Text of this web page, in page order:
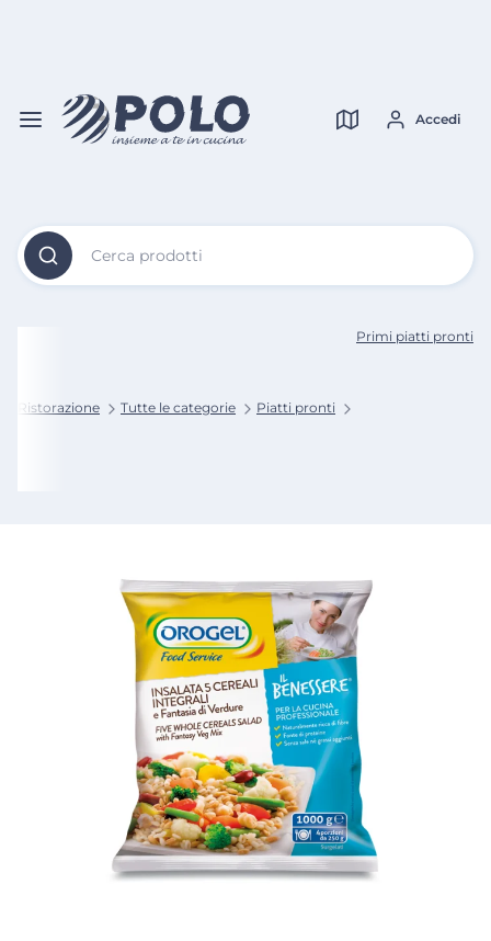
Cerca prodotti
Accedi
Ristorazione Tutte le categorie Piatti pronti
Primi piatti pronti